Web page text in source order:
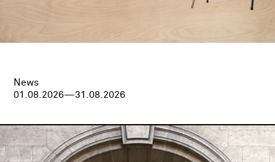
News
01.08.2026—31.08.2026